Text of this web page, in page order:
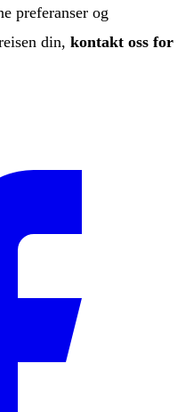
preferanser og
din, kontakt oss for